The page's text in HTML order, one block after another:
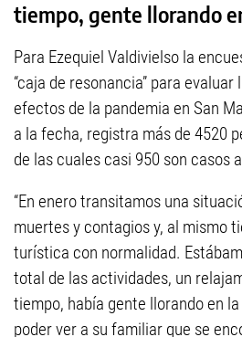
tiempo, gente llorando
Para Ezequiel Valdivielso la
“caja de resonancia” para
efectos de la pandemia en San
a la fecha, registra más de 4520
de las cuales casi 950 son casos
“En enero transitamos una
muertes y contagios y, al mismo
turística con normalidad.
total de las actividades, un
tiempo, había gente llorando en
poder ver a su familiar que se